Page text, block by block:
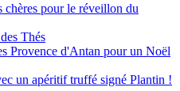
chères pour le réveillon du
Thés
Provence d'Antan pour un Noël
un apéritif truffé signé Plantin !